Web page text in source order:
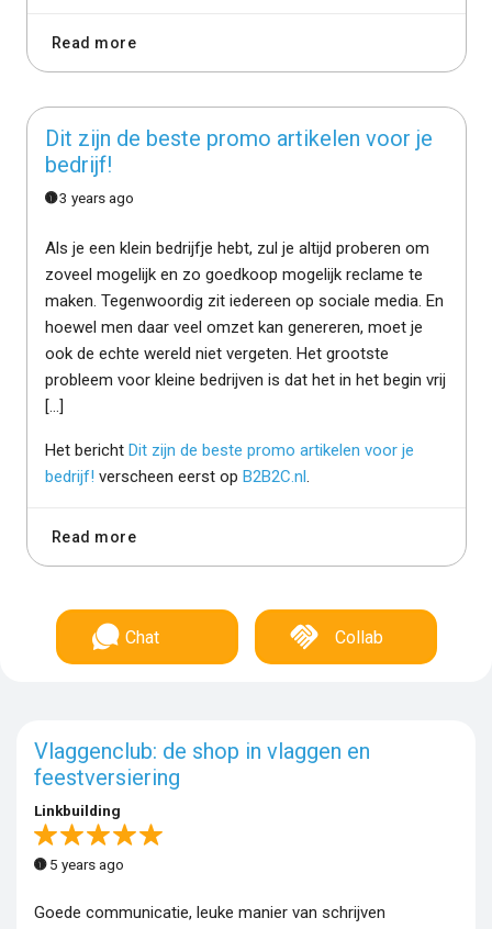
Read more
Dit zijn de beste promo artikelen voor je
bedrijf!
3 years ago
Als je een klein bedrijfje hebt, zul je altijd proberen om
zoveel mogelijk en zo goedkoop mogelijk reclame te
maken. Tegenwoordig zit iedereen op sociale media. En
hoewel men daar veel omzet kan genereren, moet je
ook de echte wereld niet vergeten. Het grootste
probleem voor kleine bedrijven is dat het in het begin vrij
[…]
Het bericht Dit zijn de beste promo artikelen voor je
bedrijf! verscheen eerst op B2B2C.nl
Read more
Chat Collab
Vlaggenclub: de shop in vlaggen en
feestversiering
Linkbuilding
5 years ago
Goede communicatie, leuke manier van schrijven